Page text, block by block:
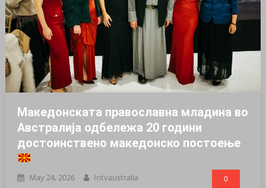
Македонската православна младина во
Австралија одбележа 20 години
достоинствено македонско постоење
May 24, 2026 Intvaustralia 0